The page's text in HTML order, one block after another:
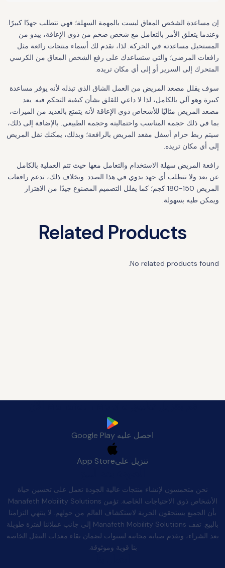
إن مساعدة الشخص المعاق ليست بالمهمة السهلة؛ فهي تتطلب جهدًا كبيرًا.
وعندما يتعلق الأمر بالتعامل مع شخص ضخم من ذوي الإعاقة، يبدو من
المستحيل مساعدته في الحركة. لذا، نقدم لك أسماء منتجات رائعة مثل
رافعات المرضى؛ والتي ستساعدك على رفع الشخص المعاق من الكرسي
المتحرك إلى السرير أو إلى أي مكان تريده.
سوف يقلل مصعد المريض من العمل الشاق الذي تبذله لأنه يوفر مساعدة
كبيرة وهو آلي بالكامل، لذا لا داعي للقلق بشأن كيفية التحكم فيه. يعد
مصعد المريض مثاليًا للأشخاص ذوي الإعاقة لأنه يتمتع بالعديد من الميزات،
بما في ذلك حجمه المناسب واحتماليته وحجمه الطبيعي. بالإضافة إلى ذلك،
سيتم ربط حزام أسفل مقعد المريض بالرافعة؛ وبذلك، يمكنك نقل المريض
إلى أي مكان تريده.
رافعة المريض سهلة الاستخدام والتعامل معها حيث تتم العملية بالكامل
عن بعد ولا تتطلب أي جهد يدوي في هذا الصدد. وبخلاف ذلك، تدعم رافعات
المريض 150-180 كجم؛ كما يقلل التصميم المصنوع جيدًا من الاهتزاز
ويمكن طيه بسهولة.
Related Products
No related products found.
احصل عليه Google Play
تنزيل علىApp Store
نحن متحمسون لإنشاء منتجات عالية الجودة تعمل على تحسين حياة
الأشخاص ذوي الاحتياجات الخاصة. تؤمن Manafeth Mobility Solutions
بأن الجميع يستحقون الحرية لاستكشاف العالم من حولهم. لا ينتهي التزامنا
بالبيع. تقف Manafeth Mobility Solutions إلى جانب عملائنا لفترة طويلة
بعد الشراء، وتقدم صيانة مجانية لسنوات لضمان بقاء معدات التنقل الخاصة
بنا قوية وموثوقة.